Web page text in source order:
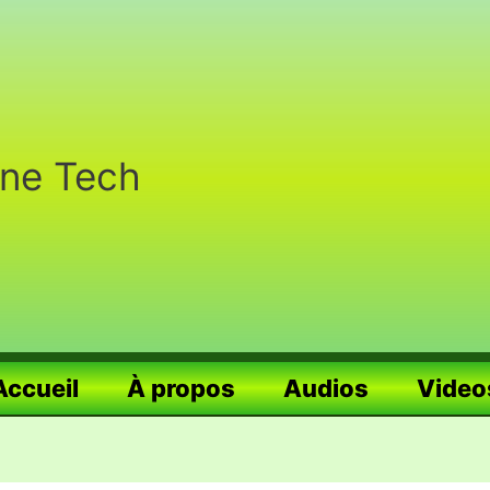
Tech
À propos Audios